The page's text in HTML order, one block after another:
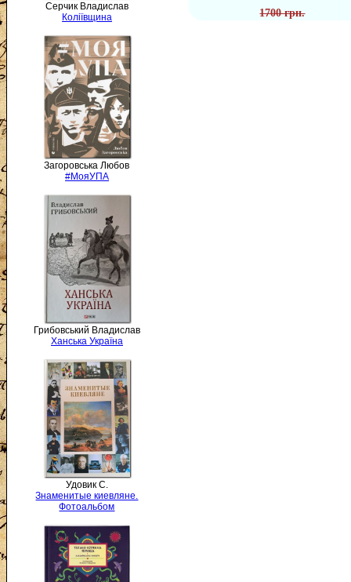
Серчик Владислав
Коліївщина
Загоровська Любов
#МояУПА
Грибовський Владислав
Ханська Україна
Удовик С.
Знаменитые киевляне.
Фотоальбом
1700 грн.